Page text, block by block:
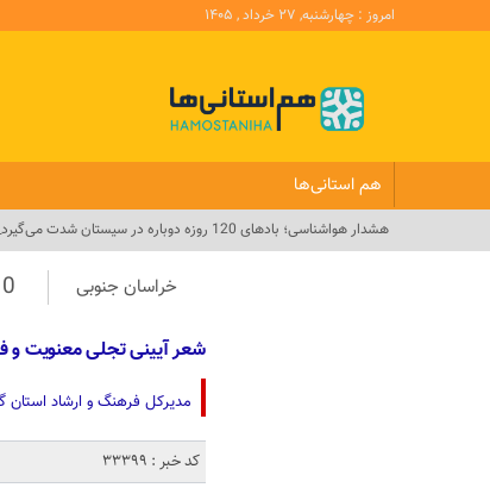
امروز : چهارشنبه, ۲۷ خرداد , ۱۴۰۵
هم استانی‌ها
هشدار هواشناسی؛ بادهای 120 روزه دوباره در سیستان شدت می‌گیرد_
خراسان جنوبی 0 نظر
شعر آیینی تجلی معنویت و
مدیرکل فرهنگ و ارشاد استان
کد خبر : 33399